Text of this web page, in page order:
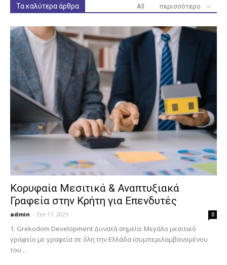
Τα καλύτερα άρθρα All περισσότερο
Κορυφαία Μεσιτικά & Αναπτυξιακά
Γραφεία στην Κρήτη για Επενδυτές
admin - Σεπ 17, 2025 0
1. Grekodom Development Δυνατά σημεία: Μεγάλο μεσιτικό
γραφείο με γραφεία σε όλη την Ελλάδα (συμπεριλαμβανομένου
του...